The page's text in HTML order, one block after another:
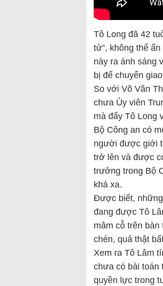
Tô Long đã 42
tử”, không thể
này ra ánh sáng
bị để chuyển
So với Võ Văn
chưa Ủy viên
mà đẩy Tô Long
Bộ Công an có
người được giới
trở lên và được
trưởng trong Bộ
khá xa.
Được biết,
đang được Tô
mâm cỗ trên
chén, quả thật
Xem ra Tô Lâm
chưa có bài toán
quyền lực trong